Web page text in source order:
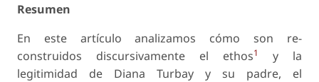
Resumen
En este artículo analizamos cómo son re-
construidos discursivamente el ethos1
y la
legitimidad de Diana Turbay y su padre, el